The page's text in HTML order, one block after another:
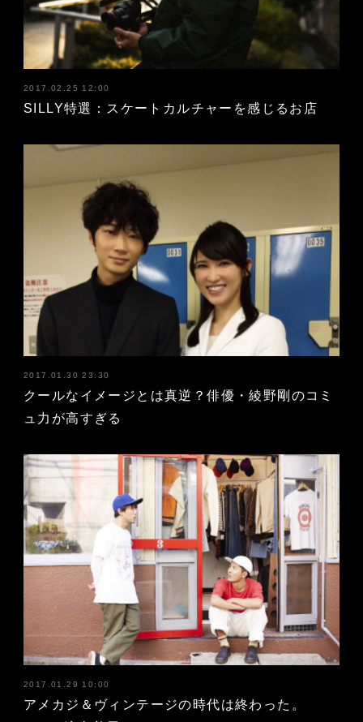
2017.02.25 12:00
SILLY特選：スケートカルチャーを感じるお店
2017.01.30 23:30
クールなイメージとは真逆？俳優・綾野剛のコミ
ュ力が高すぎる
2017.01.29 10:00
アメカジ＆ヴィンテージの時代は終わった。